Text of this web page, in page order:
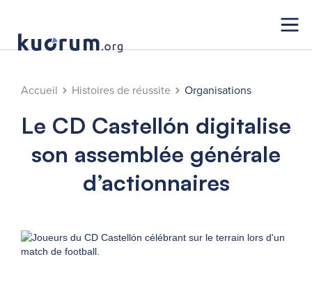
Accueil Histoires de réussite Organisations
Le CD Castellón digitalise
son assemblée générale
d’actionnaires